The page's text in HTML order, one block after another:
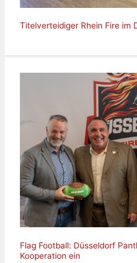
Titelverteidiger Rhein Fire im
Flag Football: Düsseldorf
Kooperation ein